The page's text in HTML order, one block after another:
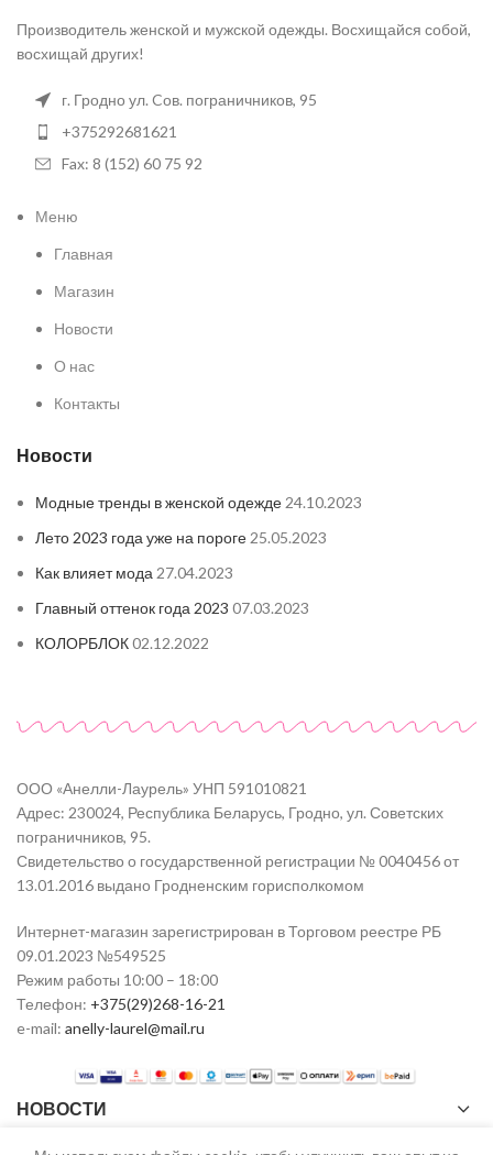
Производитель женской и мужской одежды. Восхищайся собой,
восхищай других!
г. Гродно ул. Cов. пограничников, 95
+375292681621
Fax: 8 (152) 60 75 92
Меню
Главная
Магазин
Новости
О нас
Контакты
Новости
Модные тренды в женской одежде 24.10.2023
Лето 2023 года уже на пороге 25.05.2023
Как влияет мода 27.04.2023
Главный оттенок года 2023 07.03.2023
КОЛОРБЛОК02.12.2022
ООО «Анелли-Лаурель» УНП 591010821
Адрес: 230024, Республика Беларусь, Гродно, ул. Советских
пограничников, 95.
Свидетельство о государственной регистрации № 0040456 от
13.01.2016 выдано Гродненским горисполкомом
Интернет-магазин зарегистрирован в Торговом реестре РБ
09.01.2023 №549525
Режим работы 10:00 – 18:00
Телефон: +375(29)268-16-21
e-mail: anelly-laurel@mail.ru
НОВОСТИ